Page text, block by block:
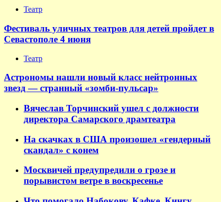
Театр
Фестиваль уличных театров для детей пройдет в
Севастополе 4 июня
Театр
Астрономы нашли новый класс нейтронных
звезд — странный «зомби-пульсар»
Вячеслав Торчинский ушел с должности
директора Самарского драмтеатра
На скачках в США произошел «гендерный
скандал» с конем
Москвичей предупредили о грозе и
порывистом ветре в воскресенье